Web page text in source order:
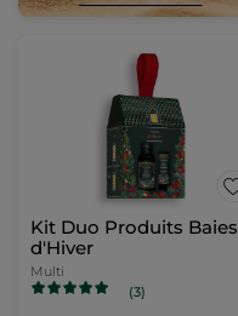
Kit Duo Produits Baies
d'Hiver
Multi
(3)